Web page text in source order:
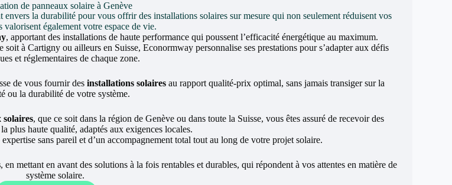
de panneaux solaire à Genève
la durabilité pour vous offrir des installations solaires sur mesure qui non seulement réduisent vos
valorisent également votre espace de vie.
, apportant des installations de haute performance qui poussent l’efficacité énergétique au maximum.
soit à Cartigny ou ailleurs en Suisse, Econormway personnalise ses prestations pour s’adapter aux défis
et réglementaires de chaque zone.
de vous fournir des installations solaires au rapport qualité-prix optimal, sans jamais transiger sur la
ou la durabilité de votre système.
solaires, que ce soit dans la région de Genève ou dans toute la Suisse, vous êtes assuré de recevoir des
plus haute qualité, adaptés aux exigences locales.
sans pareil et d’un accompagnement total tout au long de votre projet solaire.
, en mettant en avant des solutions à la fois rentables et durables, qui répondent à vos attentes en matière de
système solaire.